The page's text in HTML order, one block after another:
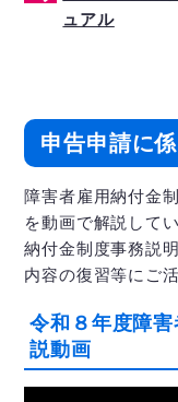
ュアル
申告申請に
障害者雇用納付金
を動画で解説してい
納付金制度事務説
内容の復習等にご
令和８年度障
説動画